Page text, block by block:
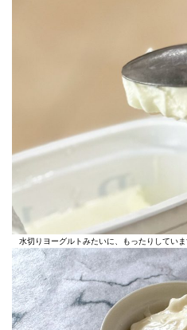
水切りヨーグルトみたいに、もったりしてい